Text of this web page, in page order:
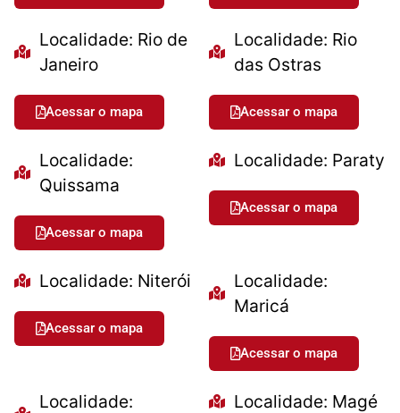
Localidade: Rio de
Janeiro
Acessar o mapa
Localidade: Rio
das Ostras
Acessar o mapa
Localidade:
Quissama
Acessar o mapa
Localidade: Paraty
Acessar o mapa
Localidade: Niterói
Acessar o mapa
Localidade:
Maricá
Acessar o mapa
Localidade:
Localidade: Magé